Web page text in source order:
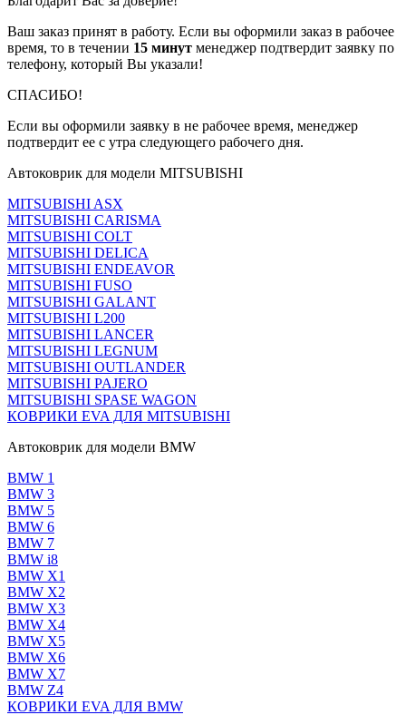
Ваш заказ принят в работу. Если вы оформили заказ в рабочее
время, то в течении 15 минут менеджер подтвердит заявку по
телефону, который Вы указали!
СПАСИБО!
Если вы оформили заявку в не рабочее время, менеджер
подтвердит ее с утра следующего рабочего дня.
Автоковрик для модели MITSUBISHI
MITSUBISHI ASX
MITSUBISHI CARISMA
MITSUBISHI COLT
MITSUBISHI DELICA
MITSUBISHI ENDEAVOR
MITSUBISHI FUSO
MITSUBISHI GALANT
MITSUBISHI L200
MITSUBISHI LANCER
MITSUBISHI LEGNUM
MITSUBISHI OUTLANDER
MITSUBISHI PAJERO
MITSUBISHI SPASE WAGON
КОВРИКИ EVA ДЛЯ MITSUBISHI
Автоковрик для модели BMW
BMW 1
BMW 3
BMW 5
BMW 6
BMW 7
BMW i8
BMW X1
BMW X2
BMW X3
BMW X4
BMW X5
BMW X6
BMW X7
BMW Z4
КОВРИКИ EVA ДЛЯ BMW